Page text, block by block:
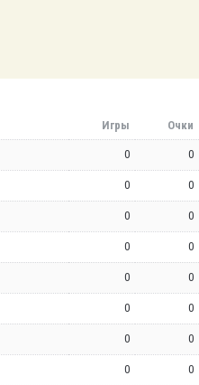
Игры Очки
0 0
0 0
0 0
0 0
0 0
0 0
0 0
0 0